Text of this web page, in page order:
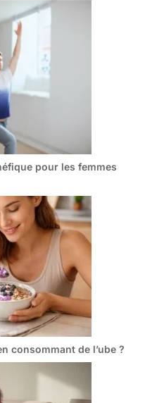
pour les femmes
consommant de l’ube ?